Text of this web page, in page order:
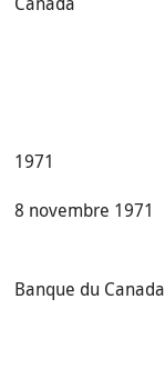
1971
8 novembre 1971
Banque du Canada